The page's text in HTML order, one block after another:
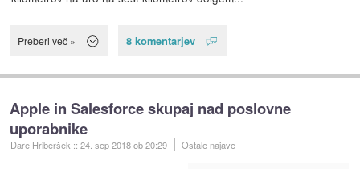
Preberi več » 8 komentarjev
Apple in Salesforce skupaj nad poslovne
uporabnike
Dare Hriberšek ::24. sep 2018ob 20:29 Ostale najave